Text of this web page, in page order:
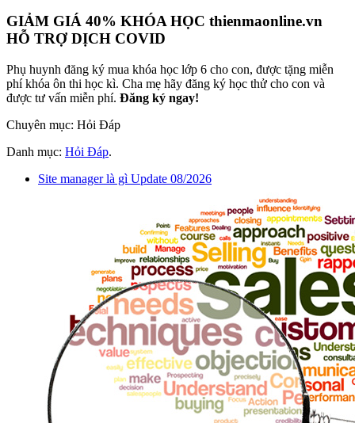
GIẢM GIÁ 40% KHÓA HỌC thienmaonline.vn
HỖ TRỢ DỊCH COVID
Phụ huynh đăng ký mua khóa học lớp 6 cho con, được tặng miễn
phí khóa ôn thi học kì. Cha mẹ hãy đăng ký học thử cho con và
được tư vấn miễn phí. Đăng ký ngay!
Chuyên mục: Hỏi Đáp
Danh mục: Hỏi Đáp.
Site manager là gì Update 08/2026